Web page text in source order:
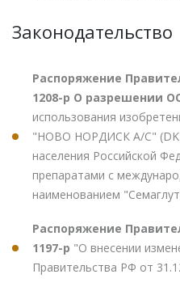
Законодательство
Распоряжение
1208-р О разрешении
использования
"НОВО НОРДИСК А/С" (DK)
населения Российской
препаратами с
наименованием
Распоряжение
1197-р "О внесении
Правительства РФ от